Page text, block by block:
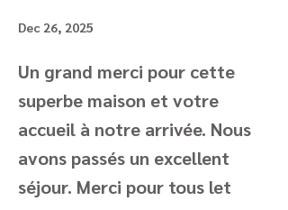
Dec 26, 2025
Un grand merci pour cette
superbe maison et votre
accueil à notre arrivée. Nous
avons passés un excellent
séjour. Merci pour tous let